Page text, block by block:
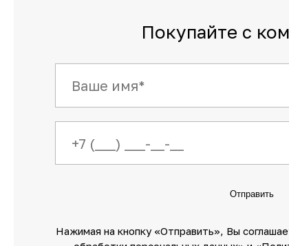
Покупайте с
Отправить
Нажимая на кнопку «Отправить»‎, Вы